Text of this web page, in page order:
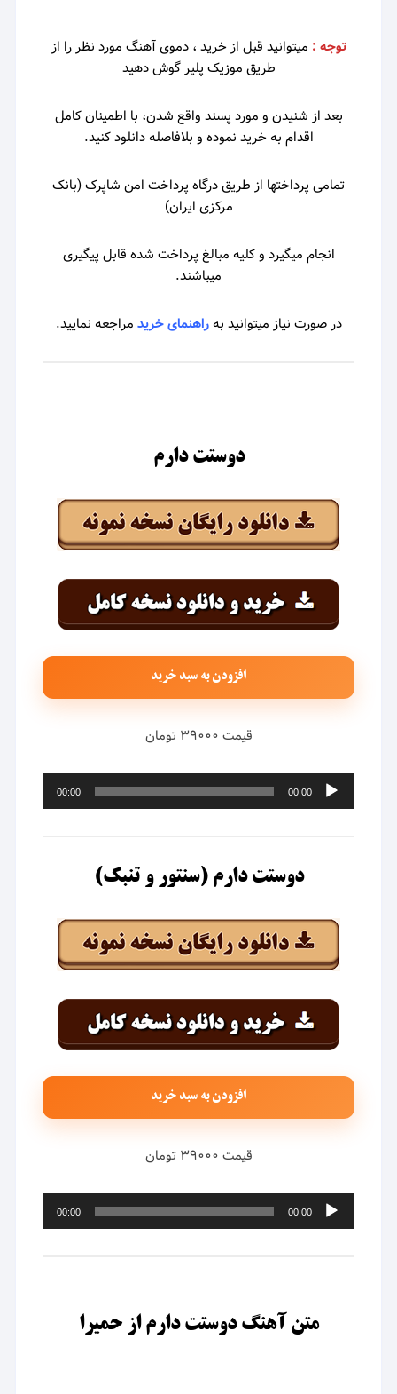
توجه : میتوانید قبل از خرید ، دمویآهنگ مورد نظر را از
طریق موزیک پلیر گوش دهید
بعد از شنیدن و مورد پسند واقع شدن، با اطمینان کامل
اقدام به خرید نموده و بلافاصله دانلود کنید.
تمامی پرداختها از طریق درگاه پرداخت امن شاپرک (بانک
مرکزی ایران)
انجام میگیرد و کلیه مبالغ پرداخت شده قابل پیگیری
میباشند.
در صورت نیاز میتوانید به راهنمای خریدمراجعه نمایید.
دوستت دارم
افزودن به سبد خرید
قیمت ۳۹۰۰۰ تومان
پخش‌کننده
صوت
00:00
00:00
دوستت دارم (سنتور و تنبک)
افزودن به سبد خرید
قیمت ۳۹۰۰۰ تومان
پخش‌کننده
صوت
00:00
00:00
متن آهنگ دوستت دارم از حمیرا